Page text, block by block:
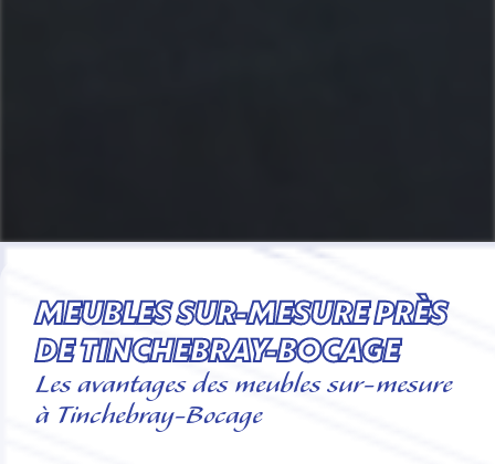
MEUBLES SUR-MESURE PRÈS
DE TINCHEBRAY-BOCAGE
Les avantages des meubles sur-mesure
à Tinchebray-Bocage